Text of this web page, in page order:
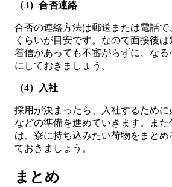
（3）合否連絡
合否の連絡方法は郵送または電話で
くらいが目安です。なので面接後
着信があっても不審がらずに、なる
にしておきましょう。
（4）入社
採用が決まったら、入社するため
などの準備を進めていきます。ま
は、寮に持ち込みたい荷物をまと
ておきましょう。
まとめ